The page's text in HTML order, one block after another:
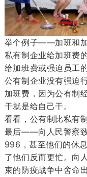
举个例子——加班和加
私有制企业给加班费
给加班费或强迫员工
公有制企业没有强迫
加班费，因为公有制
干就是给自己干。
看看，公有制比私有
最后——向人民警察
996，甚至他们的休
了他们反而更忙。向
束的防疫战争中舍命